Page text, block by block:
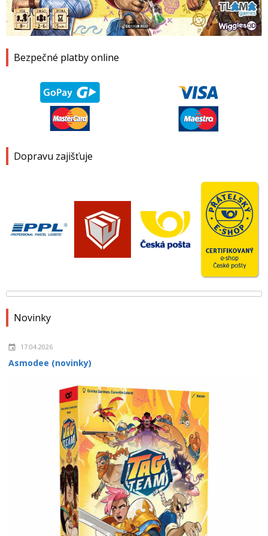
Bezpečné platby online
Dopravu zajišťuje
Novinky
17.04.2026
Asmodee (novinky)